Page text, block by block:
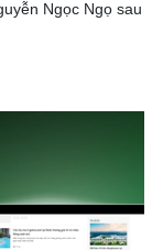
Ngọc Ngọ sau